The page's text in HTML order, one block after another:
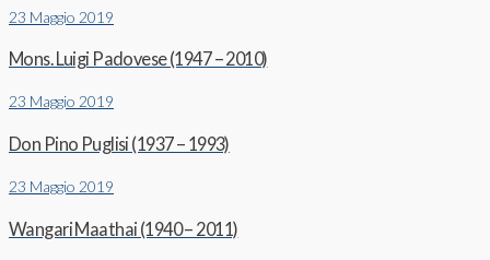
23 Maggio 2019
Mons. Luigi Padovese (1947 – 2010)
23 Maggio 2019
Don Pino Puglisi (1937 – 1993)
23 Maggio 2019
Wangari Maathai (1940 – 2011)